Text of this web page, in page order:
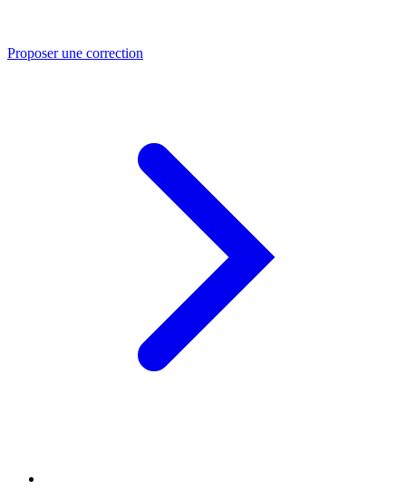
Proposer une correction